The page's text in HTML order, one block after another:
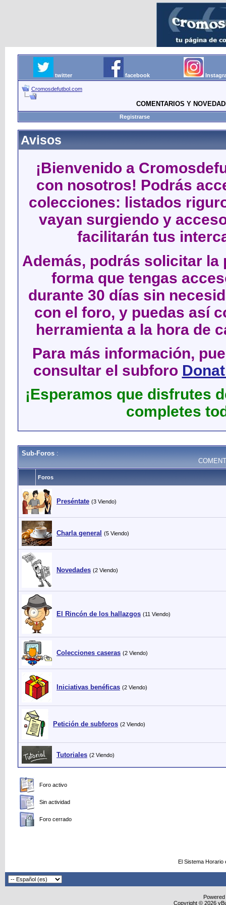
twitter facebook
Cromosdefutbol.com
COMENTARIOS Y
Registrarse
Avisos
¡Bienvenido a
con nosotros! Podrás
colecciones: listados
vayan surgiendo y
facilitarán tus
Además, podrás solicitar
forma que tengas
durante 30 días sin
con el foro, y puedas así
herramienta a la hora de
Para más información,
consultar el subforo
¡Esperamos que disfrutes
completes
Sub-Foros :
Foros
Preséntate (3 Viendo)
Charla general (5 Viendo)
Novedades (2 Viendo)
El Rincón de los hallazgos (11 Viendo)
Colecciones caseras (2 Viendo)
Iniciativas benéficas (2 Viendo)
Petición de subforos (2 Viendo)
Tutoriales (2 Viendo)
Foro activo
Sin actividad
Foro cerrado
El Sistema
Copyright © 2026